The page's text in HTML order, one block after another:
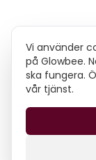
Vi använder
på Glowbee.
ska fungera.
vår tjänst.